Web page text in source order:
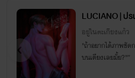
LUCIANO | ป
ว
อยู่ในตะเกียงแก้ว
"ถ้าอยากได้ภาพชั
บนเตียงเลยมั้ย?"”